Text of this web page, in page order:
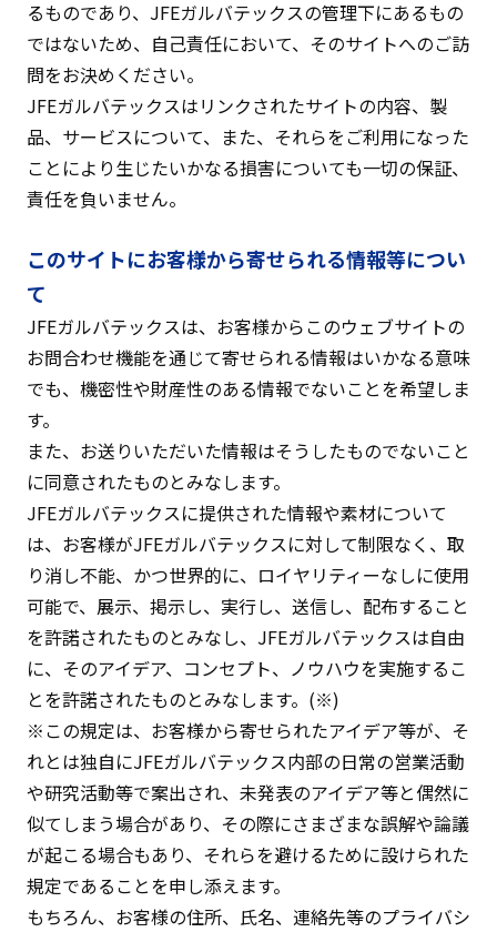
るものであり、JFEガルバテックスの管理下にあるもの
ではないため、自己責任において、そのサイトへのご訪
問をお決めください。
JFEガルバテックスはリンクされたサイトの内容、製
品、サービスについて、また、それらをご利用になった
ことにより生じたいかなる損害についても一切の保証、
責任を負いません。
このサイトにお客様から寄せられる情報等につい
て
JFEガルバテックスは、お客様からこのウェブサイトの
お問合わせ機能を通じて寄せられる情報はいかなる意味
でも、機密性や財産性のある情報でないことを希望しま
す。
また、お送りいただいた情報はそうしたものでないこと
に同意されたものとみなします。
JFEガルバテックスに提供された情報や素材について
は、お客様がJFEガルバテックスに対して制限なく、取
り消し不能、かつ世界的に、ロイヤリティーなしに使用
可能で、展示、掲示し、実行し、送信し、配布すること
を許諾されたものとみなし、JFEガルバテックスは自由
に、そのアイデア、コンセプト、ノウハウを実施するこ
とを許諾されたものとみなします。(※)
※この規定は、お客様から寄せられたアイデア等が、そ
れとは独自にJFEガルバテックス内部の日常の営業活動
や研究活動等で案出され、未発表のアイデア等と偶然に
似てしまう場合があり、その際にさまざまな誤解や論議
が起こる場合もあり、それらを避けるために設けられた
規定であることを申し添えます。
もちろん、お客様の住所、氏名、連絡先等のプライバシ